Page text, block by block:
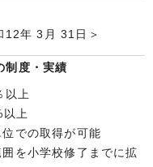
12年 3月 31日＞
制度・実績
以上
上
での取得が可能
を小学校修了までに拡